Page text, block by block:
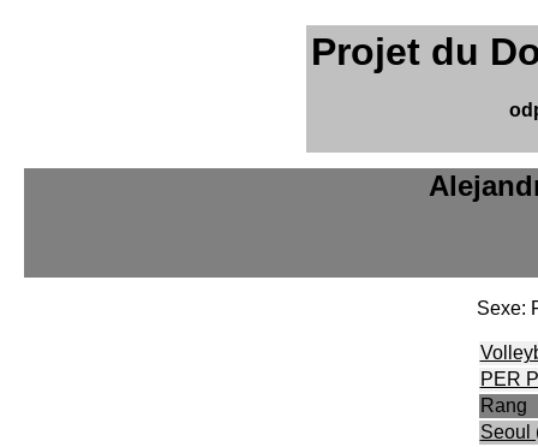
Projet du
Sexe:
PER
Rang
Seoul